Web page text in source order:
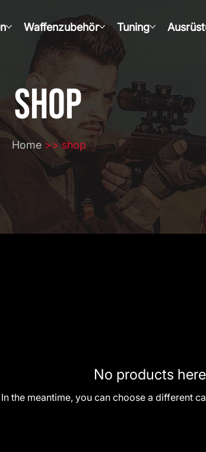
Waffenzubehör Tuning
SHOP
Home >> shop
No products
In the meantime, you can choose a different